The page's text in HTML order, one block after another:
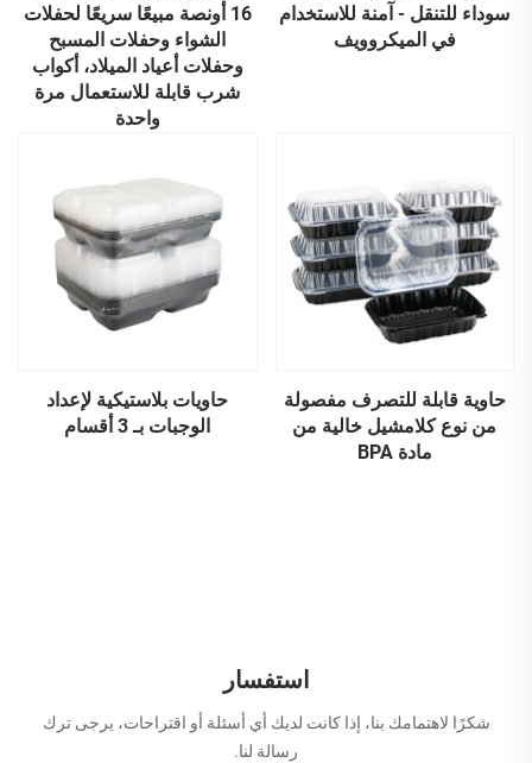
16 أونصة مبيعًا سريعًا لحفلات
الشواء وحفلات المسبح
وحفلات أعياد الميلاد، أكواب
شرب قابلة للاستعمال مرة
واحدة
سوداء للتنقل - آمنة للاستخدام
في الميكروويف
حاويات بلاستيكية لإعداد
الوجبات بـ 3 أقسام
حاوية قابلة للتصرف مفصولة
من نوع كلامشيل خالية من
مادة BPA
استفسار
شكرًا لاهتمامك بنا، إذا كانت لديك أي أسئلة أو اقتراحات، يرجى ترك
رسالة لنا.